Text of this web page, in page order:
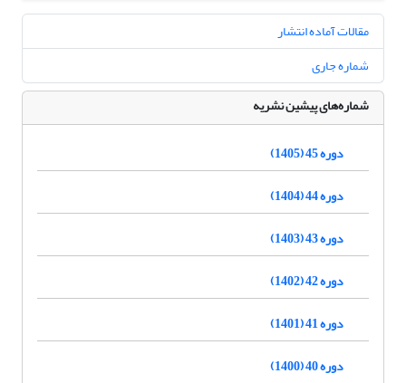
مقالات آماده انتشار
شماره جاری
شماره‌های پیشین نشریه
دوره 45 (1405)
دوره 44 (1404)
دوره 43 (1403)
دوره 42 (1402)
دوره 41 (1401)
دوره 40 (1400)